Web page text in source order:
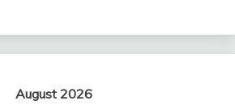
August 2026